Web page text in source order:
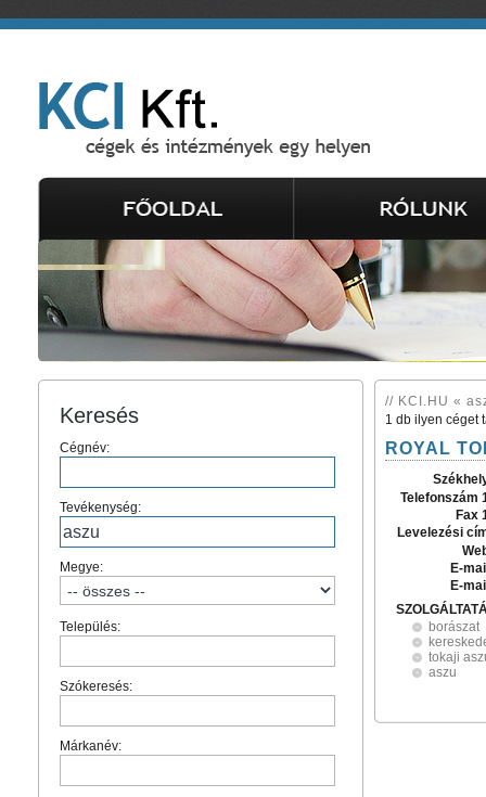
Keresés
Cégnév:
Tevékenység:
Megye:
Település:
Szókeresés:
Márkanév:
// KCI.HU «
1 db ilyen céget
ROYAL
Telefonszám
Fax
Levelezési
E-
E-
borászat
tokaji
aszu